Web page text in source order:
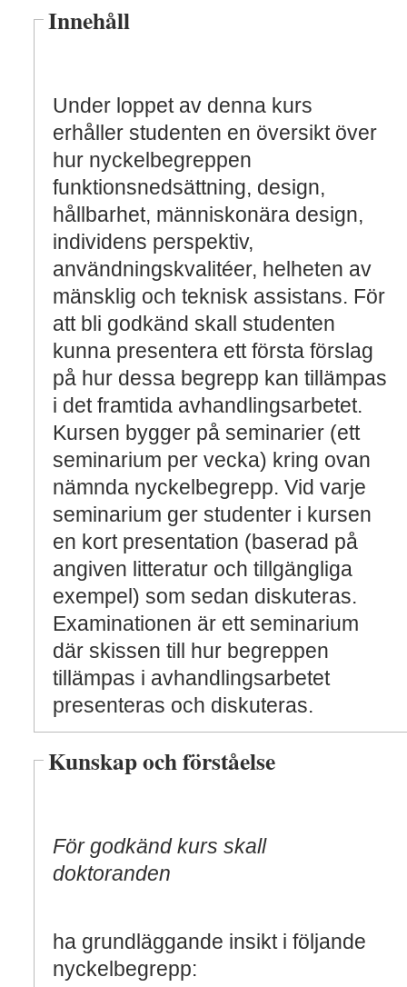
Innehåll
Under loppet av denna kurs
erhåller studenten en översikt över
hur nyckelbegreppen
funktionsnedsättning, design,
hållbarhet, människonära design,
individens perspektiv,
användningskvalitéer, helheten av
mänsklig och teknisk assistans. För
att bli godkänd skall studenten
kunna presentera ett första förslag
på hur dessa begrepp kan tillämpas
i det framtida avhandlingsarbetet.
Kursen bygger på seminarier (ett
seminarium per vecka) kring ovan
nämnda nyckelbegrepp. Vid varje
seminarium ger studenter i kursen
en kort presentation (baserad på
angiven litteratur och tillgängliga
exempel) som sedan diskuteras.
Examinationen är ett seminarium
där skissen till hur begreppen
tillämpas i avhandlingsarbetet
presenteras och diskuteras.
Kunskap och förståelse
För godkänd kurs skall
doktoranden
ha grundläggande insikt i följande
nyckelbegrepp: